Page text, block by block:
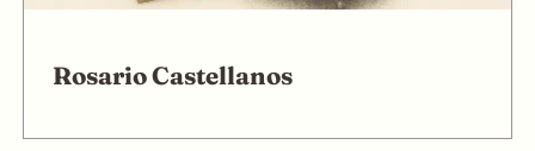
Rosario Castellanos